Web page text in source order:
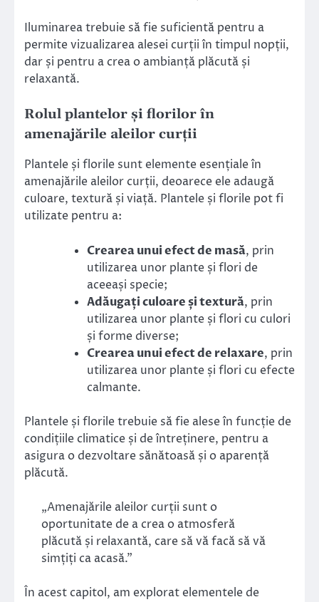
Iluminarea trebuie să fie suficientă pentru a
permite vizualizarea alesei curții în timpul nopții,
dar și pentru a crea o ambianță plăcută și
relaxantă.
Rolul plantelor și florilor în
amenajările aleilor curții
Plantele și florile sunt elemente esențiale în
amenajările aleilor curții, deoarece ele adaugă
culoare, textură și viață. Plantele și florile pot fi
utilizate pentru a:
Crearea unui efect de masă, prin
utilizarea unor plante și flori de
aceeași specie;
Adăugați culoare și textură, prin
utilizarea unor plante și flori cu culori
și forme diverse;
Crearea unui efect de relaxare, prin
utilizarea unor plante și flori cu efecte
calmante.
Plantele și florile trebuie să fie alese în funcție de
condițiile climatice și de întreținere, pentru a
asigura o dezvoltare sănătoasă și o aparență
plăcută.
„Amenajările aleilor curții sunt o
oportunitate de a crea o atmosferă
plăcută și relaxantă, care să vă facă să vă
simțiți ca acasă.”
În acest capitol, am explorat elementele de